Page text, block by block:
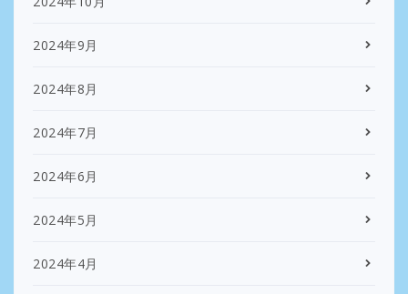
2024年9月
2024年8月
2024年7月
2024年6月
2024年5月
2024年4月